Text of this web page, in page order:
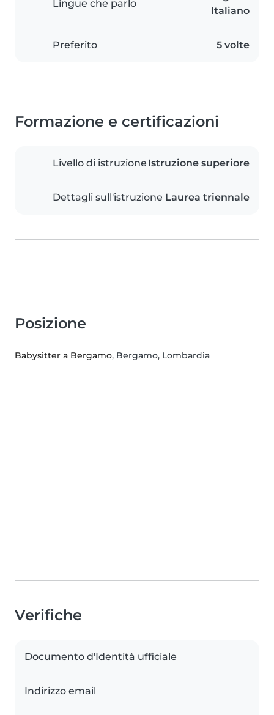
Lingue che parlo
Italiano
Preferito 5 volte
Formazione e certificazioni
Livello di istruzione Istruzione superiore
Dettagli sull'istruzione Laurea triennale
Posizione
Babysitter a Bergamo, Bergamo, Lombardia
Verifiche
Documento d'Identità ufficiale
Indirizzo email